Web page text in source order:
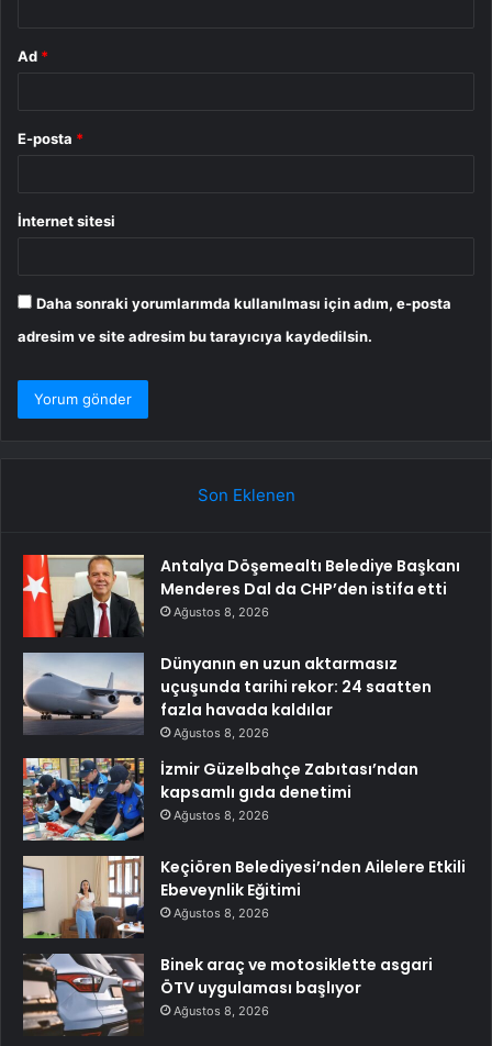
Ad *
E-posta *
İnternet sitesi
Daha sonraki yorumlarımda kullanılması için adım, e-posta
adresim ve site adresim bu tarayıcıya kaydedilsin.
Son Eklenen
Antalya Döşemealtı Belediye Başkanı
Menderes Dal da CHP’den istifa etti
Ağustos 8, 2026
Dünyanın en uzun aktarmasız
uçuşunda tarihi rekor: 24 saatten
fazla havada kaldılar
Ağustos 8, 2026
İzmir Güzelbahçe Zabıtası’ndan
kapsamlı gıda denetimi
Ağustos 8, 2026
Keçiören Belediyesi’nden Ailelere Etkili
Ebeveynlik Eğitimi
Ağustos 8, 2026
Binek araç ve motosiklette asgari
ÖTV uygulaması başlıyor
Ağustos 8, 2026